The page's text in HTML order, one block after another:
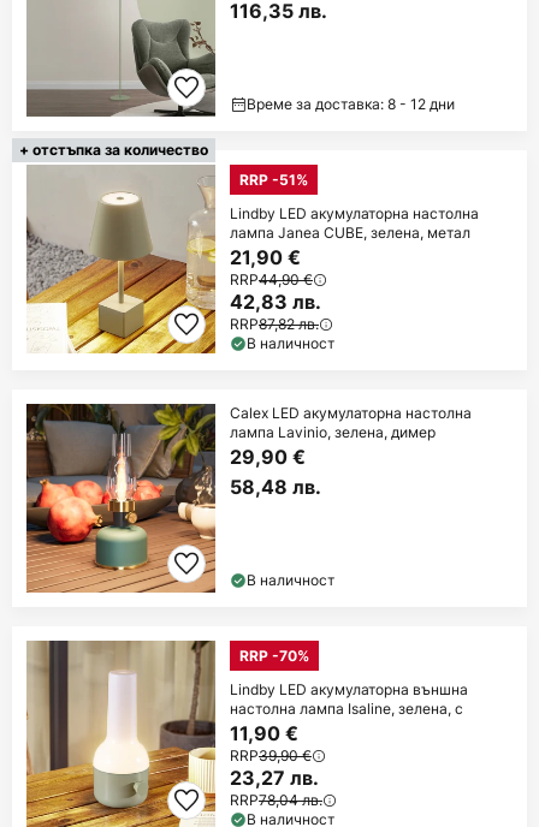
116,35 лв.
Време за доставка: 8 - 12 дни
+ отстъпка за количество
RRP -51%
Lindby LED акумулаторна настолна
лампа Janea CUBE, зелена, метал
21,90 €
RRP44,90 €
42,83 лв.
RRP87,82 лв.
В наличност
Calex LED акумулаторна настолна
лампа Lavinio, зелена, димер
29,90 €
58,48 лв.
В наличност
RRP -70%
Lindby LED акумулаторна външна
настолна лампа Isaline, зелена, с
11,90 €
RRP39,90 €
23,27 лв.
RRP78,04 лв.
В наличност